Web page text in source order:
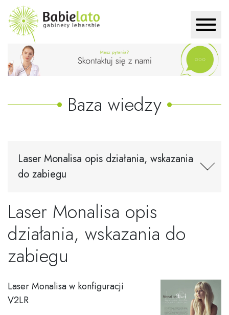
Baza wiedzy
Laser Monalisa opis działania, wskazania
do zabiegu
Laser Monalisa opis
działania, wskazania do
zabiegu
Laser Monalisa w konfiguracji
V2LR